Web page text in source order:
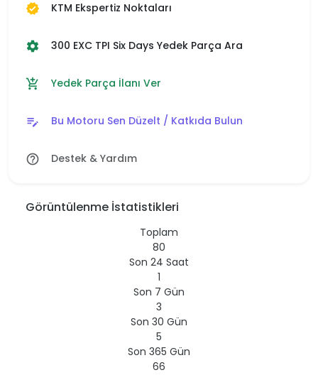
verified KTM Ekspertiz Noktaları
settings 300 EXC TPI Six Days Yedek Parça Ara
add_shopping_cart Yedek Parça İlanı Ver
edit_note Bu Motoru Sen Düzelt / Katkıda Bulun
help_outline Destek & Yardım
Görüntülenme İstatistikleri
Toplam
80
Son 24 Saat
1
Son 7 Gün
3
Son 30 Gün
5
Son 365 Gün
66